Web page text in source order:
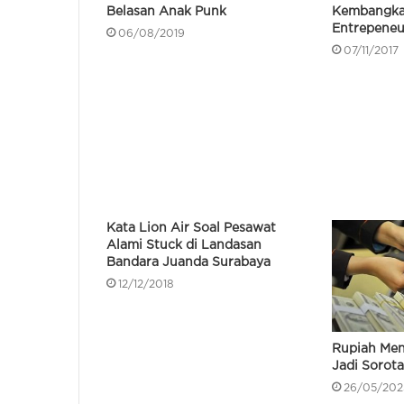
Belasan Anak Punk
06/08/2019
07/11/2017
Kata Lion Air Soal Pesawat
Alami Stuck di Landasan
Bandara Juanda Surabaya
12/12/2018
Rupiah
Jadi
26/05/